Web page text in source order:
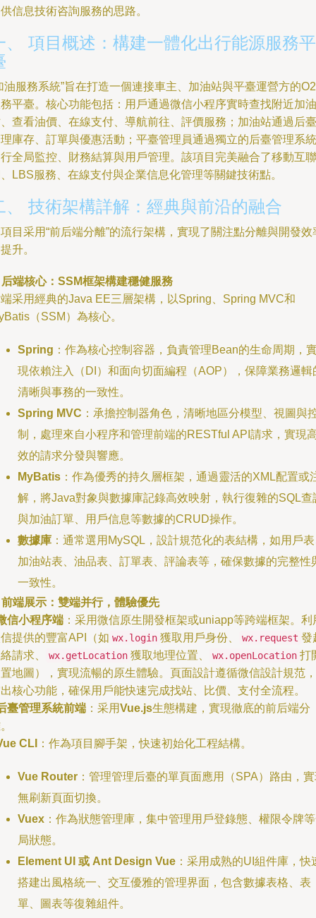
信息技術咨詢服務的思路。
、 項目概述：構建一體化出行能源服務平
油服務系統”旨在打造一個連接車主、加油站與平臺運營方的
平臺。核心功能包括：用戶通過微信小程序實時查找附近加油
查看油價、在線支付、導航前往、評價服務；加油站通過后臺
庫存、訂單與優惠活動；平臺管理員通過獨立的后臺管理系統
全局監控、財務結算與用戶管理。該項目完美融合了移動互聯
LBS服務、在線支付與企業信息化管理等關鍵技術點。
、 技術架構詳解：經典與前沿的融合
目采用“前后端分離”的流行架構，實現了關注點分離與開發效
升。
端核心：SSM框架構建穩健服務
采用經典的Java EE三層架構，以Spring、Spring MVC和
（SSM）為核心。
Spring ：作為核心控制容器，負責管理Bean的生命周期，
現依賴注入（DI）和面向切面編程（AOP），保障業務邏輯
清晰與事務的一致性。
Spring MVC ：承擔控制器角色，清晰地區分模型、視圖與
制，處理來自小程序和管理前端的RESTful API請求，實現
效的請求分發與響應。
MyBatis ：作為優秀的持久層框架，通過靈活的XML配置或
解，將Java對象與數據庫記錄高效映射，執行復雜的SQL查
與加油訂單、用戶信息等數據的CRUD操作。
數據庫 ：通常選用MySQL，設計規范化的表結構，如用戶
加油站表、油品表、訂單表、評論表等，確保數據的完整性
一致性。
端展示：雙端并行，體驗優先
信小程序端 ：采用微信原生開發框架或uniapp等跨端框架。利
提供的豐富API（如 wx.login 獲取用戶身份、 wx.request 發
請求、
wx.getLocation 獲取地理位置、 wx.openLocation 打
地圖），實現流暢的原生體驗。頁面設計遵循微信設計規范，
核心功能，確保用戶能快速完成找站、比價、支付全流程。
臺管理系統前端 ：采用Vue.js生態構建，實現徹底的前后端分
CLI
：作為項目腳手架，快速初始化工程結構。
Vue Router ：管理管理后臺的單頁面應用（SPA）路由，
無刷新頁面切換。
Vuex ：作為狀態管理庫，集中管理用戶登錄態、權限令牌
局狀態。
Element UI 或 Ant Design Vue ：采用成熟的UI組件庫，快
搭建出風格統一、交互優雅的管理界面，包含數據表格、表
單、圖表等復雜組件。